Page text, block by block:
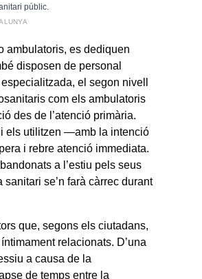
públic.
ambulatoris, es dediquen
disposen de personal
el segon nivell
com els ambulatoris
des de l’atenció primària.
i els utilitzen —amb la intenció
i rebre atenció immediata.
a l’estiu pels seus
se’n farà càrrec durant
que, segons els ciutadans,
relacionats. D’una
a causa de la
de temps entre la